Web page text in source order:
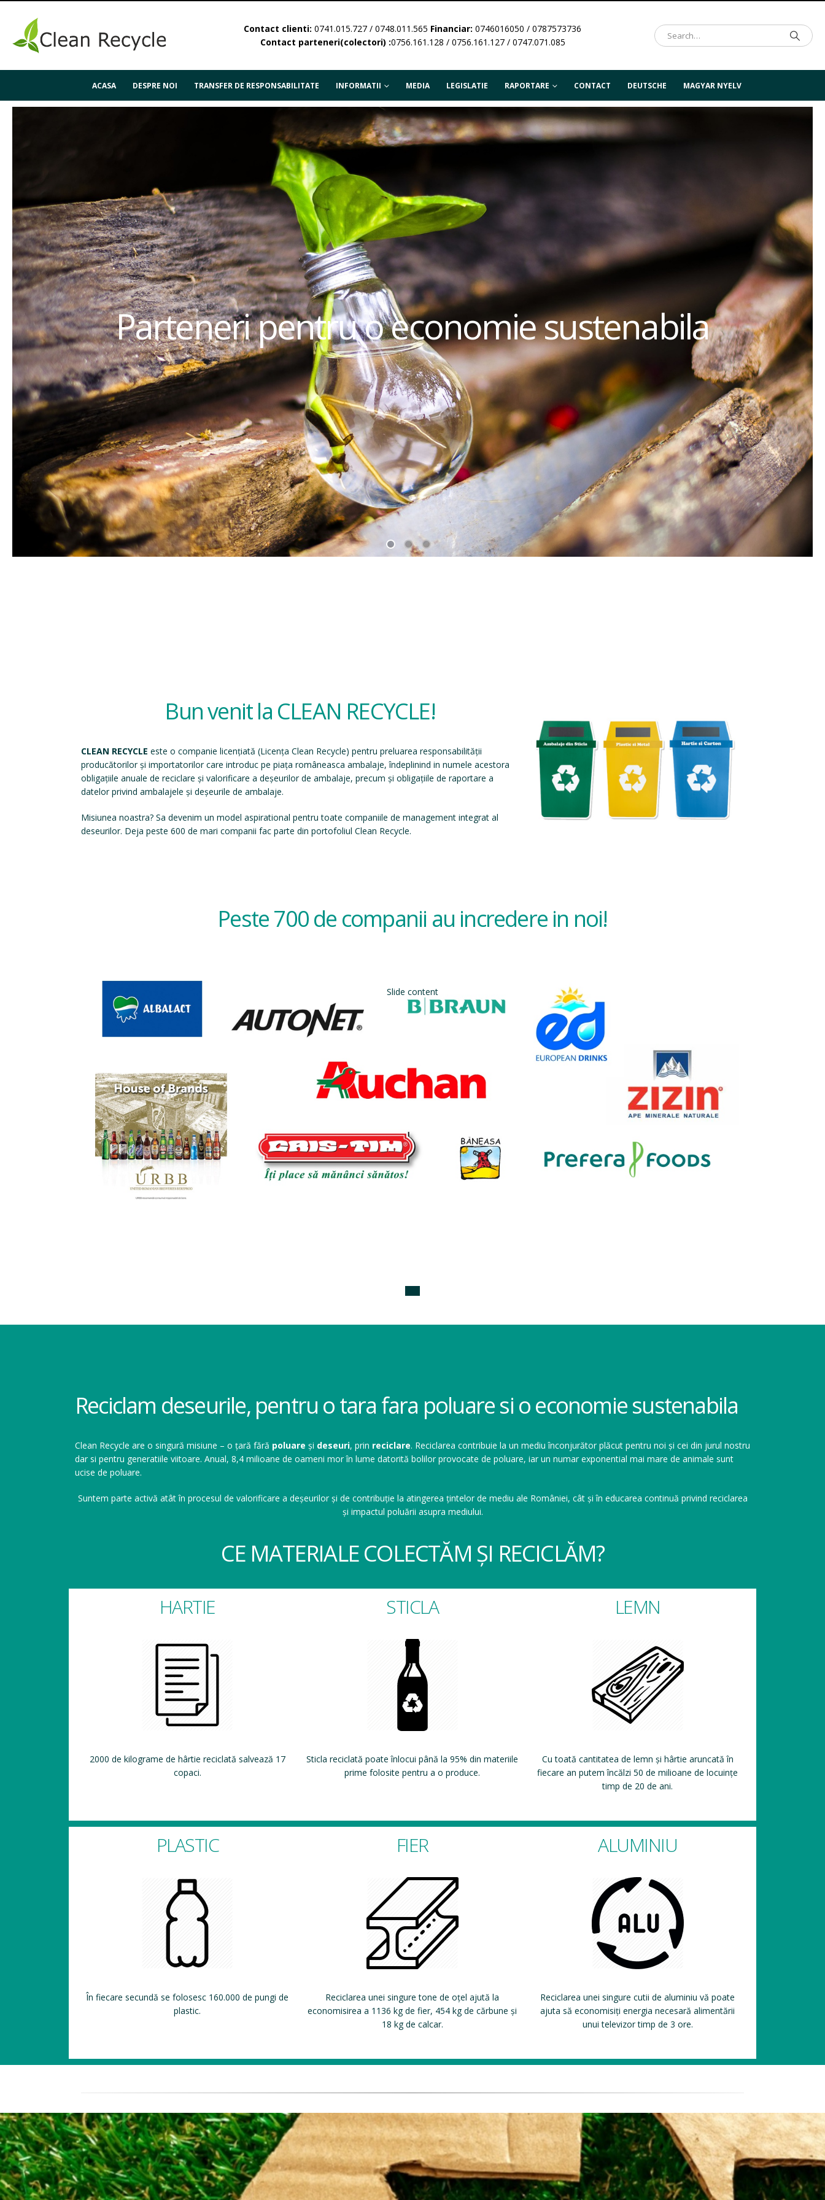
Contact clienti: 0741.015.727 / 0748.011.565 Financiar: 0746016050 / 0787573736
Contact parteneri(colectori) :0756.161.128 / 0756.161.127 / 0747.071.085
ACASA DESPRE NOI TRANSFER DE RESPONSABILITATE INFORMATII MEDIA LEGISLATIE RAPORTARE CONTACT DEUTSCHE MAGYAR NYELV
Parteneri pentru o economie sustenabila
Bun venit la CLEAN RECYCLE!
CLEAN RECYCLE este o companie licențiată (Licența Clean Recycle) pentru preluarea responsabilității
producătorilor și importatorilor care introduc pe piața româneasca ambalaje, îndeplinind in numele acestora
obligațiile anuale de reciclare și valorificare a deșeurilor de ambalaje, precum și obligațiile de raportare a
datelor privind ambalajele și deșeurile de ambalaje.
Misiunea noastra? Sa devenim un model aspirational pentru toate companiile de management integrat al
deseurilor. Deja peste 600 de mari companii fac parte din portofoliul Clean Recycle.
Peste 700 de companii au incredere in noi!
Slide content
Reciclam deseurile, pentru o tara fara poluare si o economie sustenabila
Clean Recycle are o singură misiune – o țară fără poluare și deseuri, prin reciclare. Reciclarea contribuie la un mediu înconjurător plăcut pentru noi și cei din jurul nostru
dar si pentru generatiile viitoare. Anual, 8,4 milioane de oameni mor în lume datorită bolilor provocate de poluare, iar un numar exponential mai mare de animale sunt
ucise de poluare.
Suntem parte activă atât în procesul de valorificare a deșeurilor și de contribuție la atingerea țintelor de mediu ale României, cât și în educarea continuă privind reciclarea
și impactul poluării asupra mediului.
CE MATERIALE COLECTĂM ȘI RECICLĂM?
HARTIE
2000 de kilograme de hârtie reciclată salvează 17
copaci.
STICLA
Sticla reciclată poate înlocui până la 95% din materiile
prime folosite pentru a o produce.
LEMN
Cu toată cantitatea de lemn și hârtie aruncată în
fiecare an putem încălzi 50 de milioane de locuințe
timp de 20 de ani.
PLASTIC
În fiecare secundă se folosesc 160.000 de pungi de
plastic.
FIER
Reciclarea unei singure tone de oțel ajută la
economisirea a 1136 kg de fier, 454 kg de cărbune și
18 kg de calcar.
ALUMINIU
Reciclarea unei singure cutii de aluminiu vă poate
ajuta să economisiți energia necesară alimentării
unui televizor timp de 3 ore.